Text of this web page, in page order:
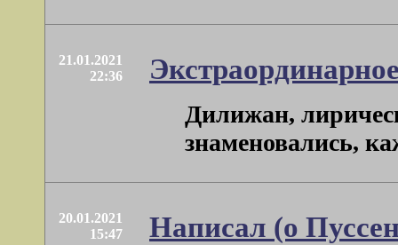
21.01.2021
22:36
Дилижан,
знаменовались,
20.01.2021
15:47
Написал (о